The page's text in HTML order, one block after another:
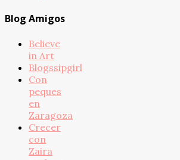
Blog Amigos
Believe
in Art
Blogssipgirl
Con
peques
en
Zaragoza
Crecer
con
Zaira